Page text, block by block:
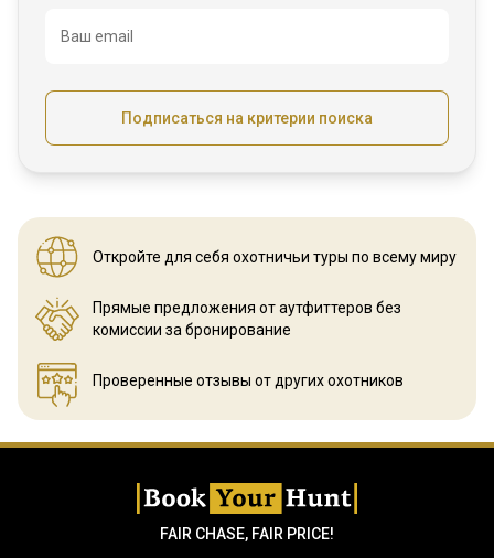
Ваш email
Подписаться на критерии поиска
Откройте для себя охотничьи туры по всему миру
Прямые предложения от аутфиттеров без
комиссии за бронирование
Проверенные отзывы от других охотников
FAIR CHASE, FAIR PRICE!